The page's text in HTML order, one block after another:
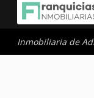
Inmobiliaria de